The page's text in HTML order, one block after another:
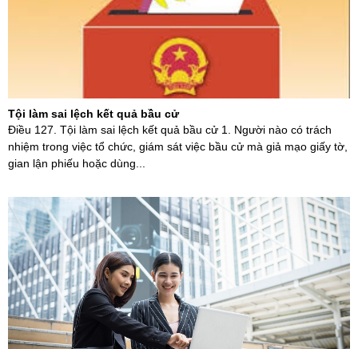
Tội làm sai lệch kết quả bầu cử
Điều 127. Tội làm sai lệch kết quả bầu cử 1. Người nào có trách
nhiệm trong việc tổ chức, giám sát việc bầu cử mà giả mạo giấy tờ,
gian lận phiếu hoặc dùng...